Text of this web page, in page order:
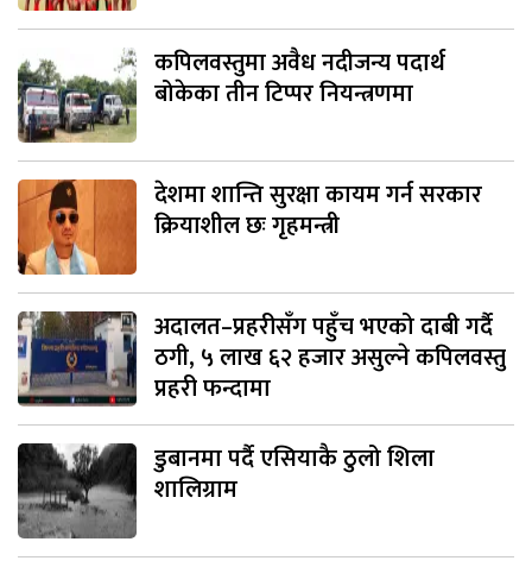
कपिलवस्तुमा अवैध नदीजन्य पदार्थ
बोकेका तीन टिप्पर नियन्त्रणमा
देशमा शान्ति सुरक्षा कायम गर्न सरकार
क्रियाशील छः गृहमन्त्री
अदालत–प्रहरीसँग पहुँच भएको दाबी गर्दै
ठगी, ५ लाख ६२ हजार असुल्ने कपिलवस्तु
प्रहरी फन्दामा
डुबानमा पर्दै एसियाकै ठुलो शिला
शालिग्राम